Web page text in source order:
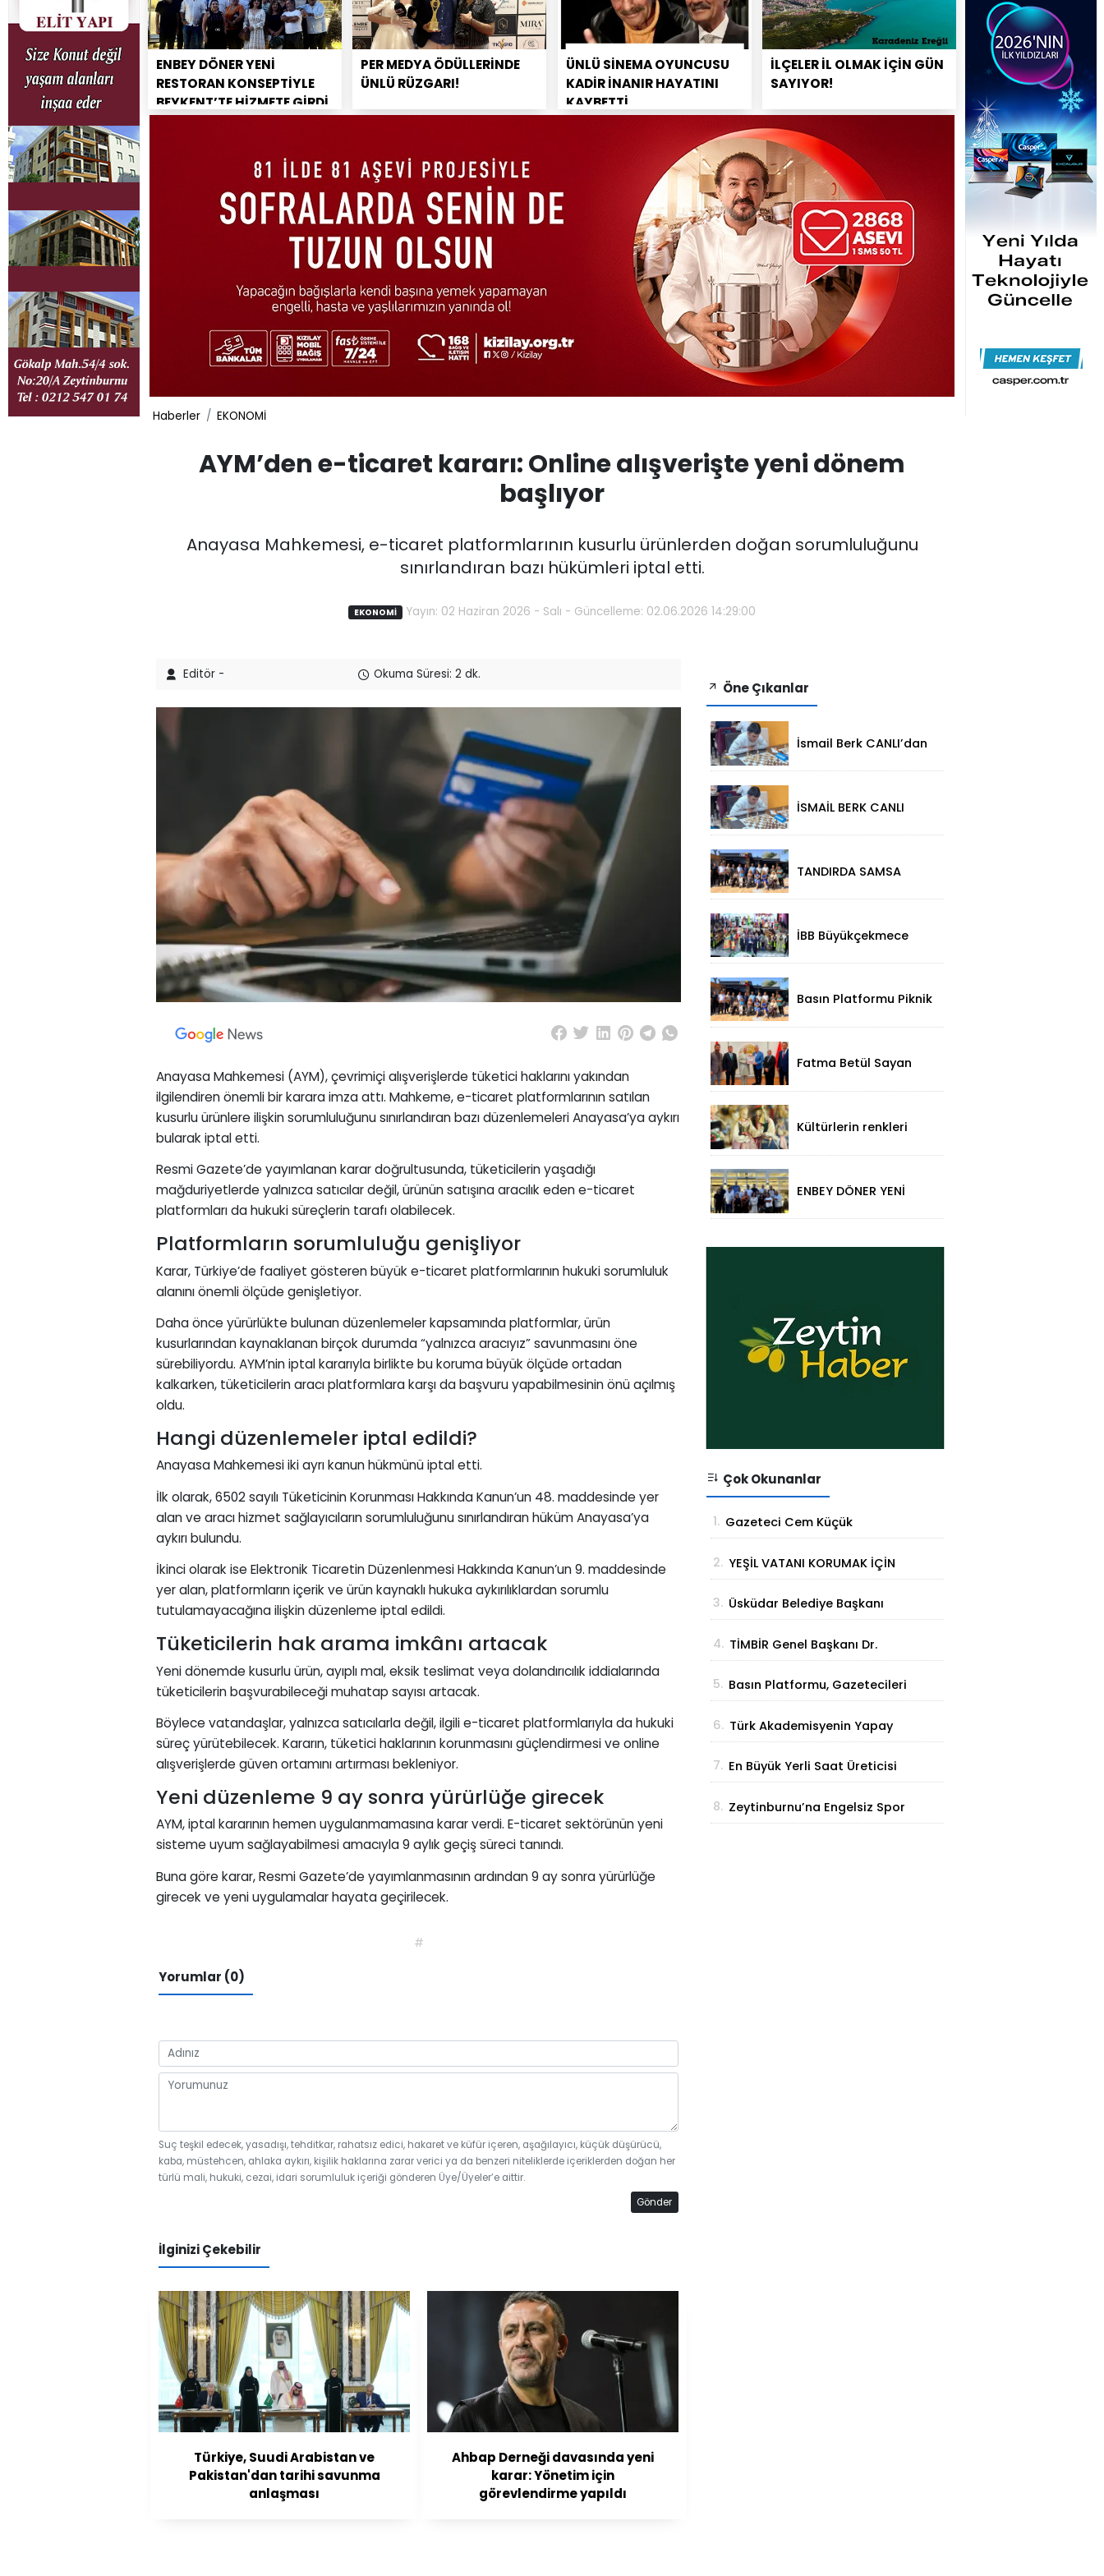
ENBEY DÖNER YENİ
RESTORAN KONSEPTİYLE
BEYKENT’TE HİZMETE GİRDİ
PER MEDYA ÖDÜLLERİNDE
ÜNLÜ RÜZGARI!
ÜNLÜ SİNEMA OYUNCUSU
KADİR İNANIR HAYATINI
KAYBETTİ
İLÇELER İL OLMAK İÇİN GÜN
SAYIYOR!
Haberler EKONOMİ
AYM’den e-ticaret kararı: Online alışverişte yeni dönem
başlıyor
Anayasa Mahkemesi, e-ticaret platformlarının kusurlu ürünlerden doğan sorumluluğunu
sınırlandıran bazı hükümleri iptal etti.
EKONOMİ Yayın: 02 Haziran 2026 - Salı - Güncelleme: 02.06.2026 14:29:00
Editör - Okuma Süresi: 2 dk.
Anayasa Mahkemesi (AYM), çevrimiçi alışverişlerde tüketici haklarını yakından
ilgilendiren önemli bir karara imza attı. Mahkeme, e-ticaret platformlarının satılan
kusurlu ürünlere ilişkin sorumluluğunu sınırlandıran bazı düzenlemeleri Anayasa’ya aykırı
bularak iptal etti.
Resmi Gazete’de yayımlanan karar doğrultusunda, tüketicilerin yaşadığı
mağduriyetlerde yalnızca satıcılar değil, ürünün satışına aracılık eden e-ticaret
platformları da hukuki süreçlerin tarafı olabilecek.
Platformların sorumluluğu genişliyor
Karar, Türkiye’de faaliyet gösteren büyük e-ticaret platformlarının hukuki sorumluluk
alanını önemli ölçüde genişletiyor.
Daha önce yürürlükte bulunan düzenlemeler kapsamında platformlar, ürün
kusurlarından kaynaklanan birçok durumda “yalnızca aracıyız” savunmasını öne
sürebiliyordu. AYM’nin iptal kararıyla birlikte bu koruma büyük ölçüde ortadan
kalkarken, tüketicilerin aracı platformlara karşı da başvuru yapabilmesinin önü açılmış
oldu.
Hangi düzenlemeler iptal edildi?
Anayasa Mahkemesi iki ayrı kanun hükmünü iptal etti.
İlk olarak, 6502 sayılı Tüketicinin Korunması Hakkında Kanun’un 48. maddesinde yer
alan ve aracı hizmet sağlayıcıların sorumluluğunu sınırlandıran hüküm Anayasa’ya
aykırı bulundu.
İkinci olarak ise Elektronik Ticaretin Düzenlenmesi Hakkında Kanun’un 9. maddesinde
yer alan, platformların içerik ve ürün kaynaklı hukuka aykırılıklardan sorumlu
tutulamayacağına ilişkin düzenleme iptal edildi.
Tüketicilerin hak arama imkânı artacak
Yeni dönemde kusurlu ürün, ayıplı mal, eksik teslimat veya dolandırıcılık iddialarında
tüketicilerin başvurabileceği muhatap sayısı artacak.
Böylece vatandaşlar, yalnızca satıcılarla değil, ilgili e-ticaret platformlarıyla da hukuki
süreç yürütebilecek. Kararın, tüketici haklarının korunmasını güçlendirmesi ve online
alışverişlerde güven ortamını artırması bekleniyor.
Yeni düzenleme 9 ay sonra yürürlüğe girecek
AYM, iptal kararının hemen uygulanmamasına karar verdi. E-ticaret sektörünün yeni
sisteme uyum sağlayabilmesi amacıyla 9 aylık geçiş süreci tanındı.
Buna göre karar, Resmi Gazete’de yayımlanmasının ardından 9 ay sonra yürürlüğe
girecek ve yeni uygulamalar hayata geçirilecek.
#
Yorumlar (0)
Suç teşkil edecek, yasadışı, tehditkar, rahatsız edici, hakaret ve küfür içeren, aşağılayıcı, küçük düşürücü,
kaba, müstehcen, ahlaka aykırı, kişilik haklarına zarar verici ya da benzeri niteliklerde içeriklerden doğan her
türlü mali, hukuki, cezai, idari sorumluluk içeriği gönderen Üye/Üyeler’e aittir.
Gönder
İlginizi Çekebilir
Türkiye, Suudi Arabistan ve
Pakistan'dan tarihi savunma
anlaşması
Ahbap Derneği davasında yeni
karar: Yönetim için
görevlendirme yapıldı
Öne Çıkanlar
İsmail Berk CANLI’dan
Başarı: 2312
Turnuvaya Damga
Vurdu
İSMAİL BERK CANLI
SATRANÇTA
TANDIRDA SAMSA
KÜÇÜKÇEKMECE
İBB Büyükçekmece
Açılış!
Basın Platformu Piknik
Land'de Toplandı!
Fatma Betül Sayan
Mehmet Makas'a
Kültürlerin renkleri
yansıtıldı
ENBEY DÖNER YENİ
KONSEPTİYLE
GİRDİ
Çok Okunanlar
1. Gazeteci Cem Küçük
gelişme
2. YEŞİL VATANI KORUMAK İÇİN
TERMAL ÇÖZÜM
3. Üsküdar Belediye Başkanı
4. TİMBİR Genel Başkanı Dr.
Süleyman Basa’dan Ertan
Birinci’ye taziye ziyareti
5. Basın Platformu, Gazetecileri
6. Türk Akademisyenin Yapay
Zekâ Hamlesi: Parmak İzinden
Kişiye Özel Analiz
7. En Büyük Yerli Saat Üreticisi
Kalktı
8. Zeytinburnu’na Engelsiz Spor
Merkezi Geliyor